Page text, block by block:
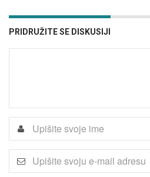
PRIDRUŽITE SE DISKUSIJI